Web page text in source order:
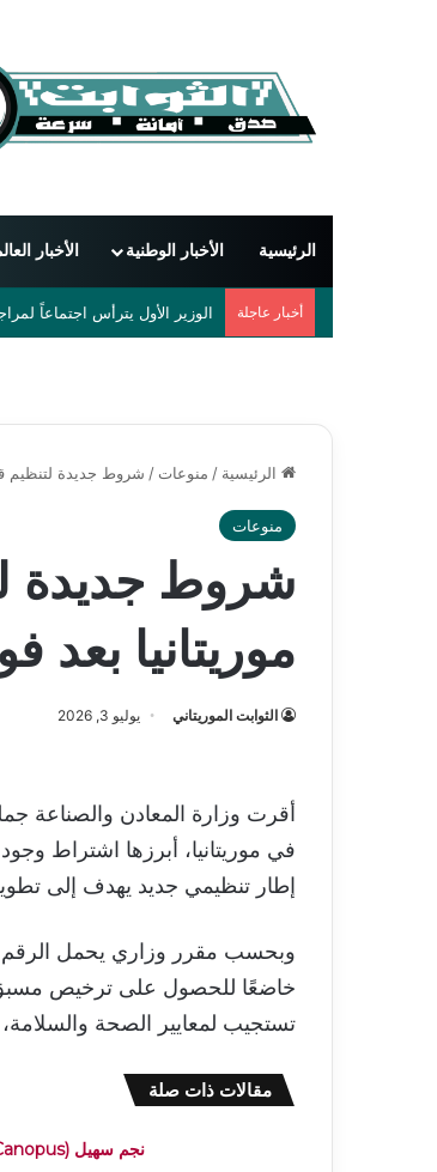
الرئيسية الأخبار الوطنية الأخبار
أخبار عاجلة دمشق تحتضن أول مهرجان دولي للشعر
الرئيسية / منوعات / شروط جديدة لتنظيم
منوعات
شروط جديدة
موريتانيا
الثوابت الموريتاني يوليو 3, 2026
أقرت وزارة المعادن والصناعة
إطار تنظيمي جديد يهدف إلى
وبحسب مقرر وزاري يحمل الرقم
خاضعًا للحصول على ترخيص مسبق
تستجيب لمعايير الصحة والسلامة،
مقالات ذات صلة